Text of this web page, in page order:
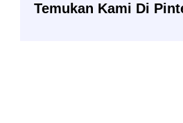
Temukan Kami Di